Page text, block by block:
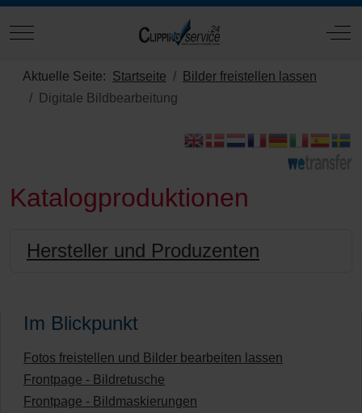
Mobile Menu Toggle Off-
Aktuelle Seite: Startseite
Bilder freistellen lassen
Digitale Bildbearbeitung
Katalogproduktionen
Hersteller und Produzenten
Im Blickpunkt
Fotos freistellen und Bilder bearbeiten lassen
Frontpage - Bildretusche
Frontpage - Bildmaskierungen